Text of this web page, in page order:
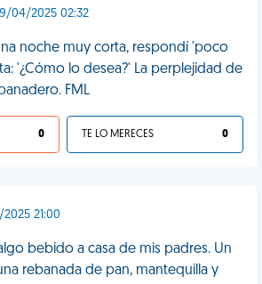
04/2025 02:32
noche muy corta, respondí 'poco
'¿Cómo lo desea?' La perplejidad de
FML
0 TE LO MERECES 0
21:00
bebido a casa de mis padres. Un
rebanada de pan, mantequilla y